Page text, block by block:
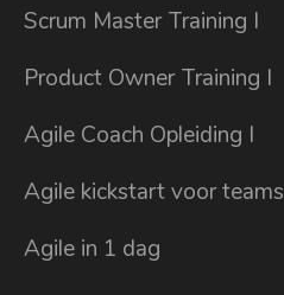
Scrum Master Training I
Product Owner Training I
Agile Coach Opleiding I
Agile kickstart voor teams
Agile in 1 dag